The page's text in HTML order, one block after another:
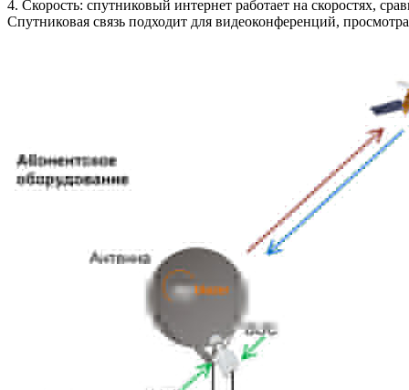
4. Скорость: спутниковый интернет работает на скоростях,
Спутниковая связь подходит для видеоконференций,